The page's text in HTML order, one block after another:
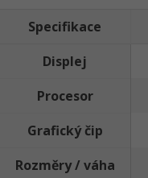
Specifikace
Displej
Procesor
Grafický čip
Rozměry / váha